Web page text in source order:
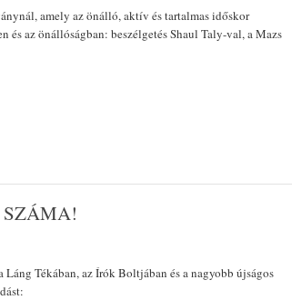
amely az önálló, aktív és tartalmas időskor
és az önállóságban: beszélgetés Shaul Taly-val, a Mazs
SZÁMA!
Tékában, az Írók Boltjában és a nagyobb újságos